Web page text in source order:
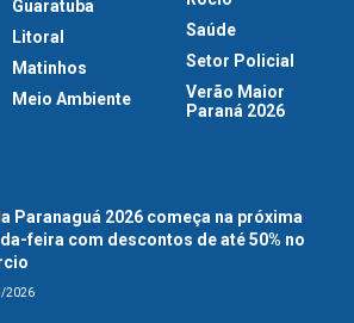
Guaratuba
Litoral
Matinhos
Meio Ambiente
Saúde
Setor Policial
Verão Maior
Paraná 2026
Paranaguá 2026 começa na próxima
feira com descontos de até 50% no
2026